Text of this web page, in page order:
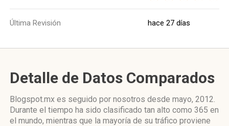
Última Revisión hace 27 días
Detalle de Datos Comparados
Blogspot.mx es seguido por nosotros desde mayo, 2012.
Durante el tiempo ha sido clasificado tan alto como 365 en
el mundo, mientras que la mayoría de su tráfico proviene